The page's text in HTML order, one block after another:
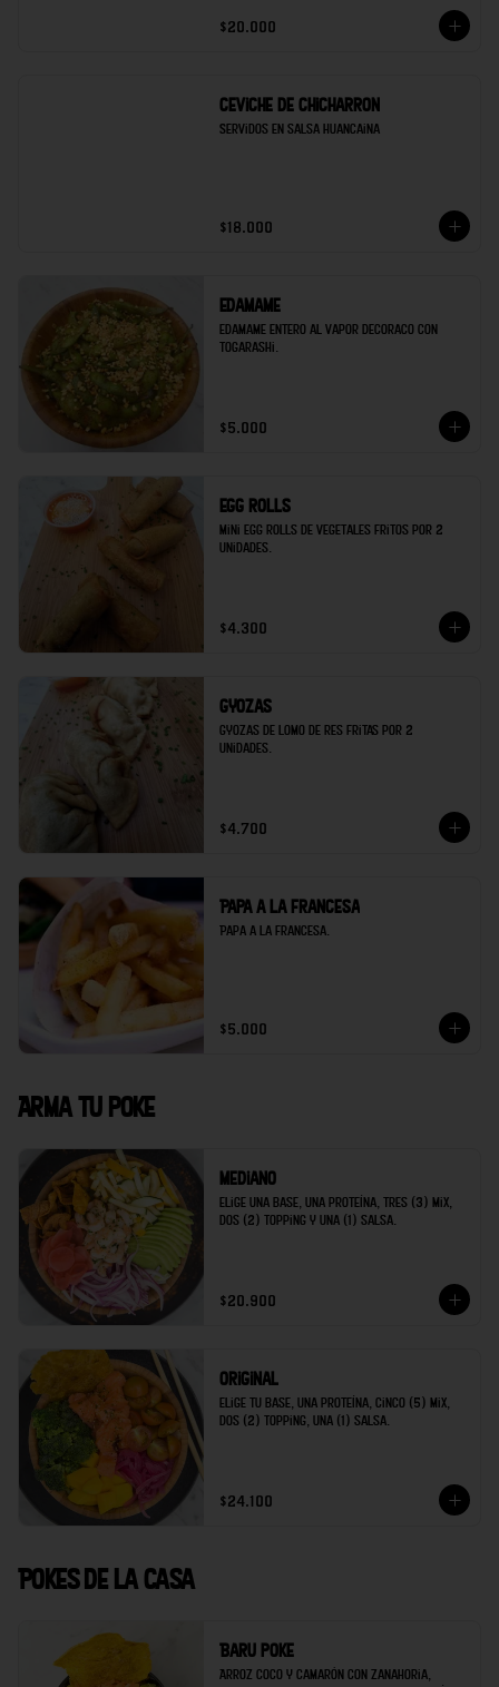
$20.000
Ceviche de Chicharron
Servidos en salsa Huancaina
$18.000
Edamame
Edamame entero al vapor decoraco con
togarashi.
$5.000
Egg rolls
Mini egg rolls de vegetales fritos por 2
unidades.
$4.300
Gyozas
Gyozas de lomo de res fritas por 2
unidades.
$4.700
Papa a la francesa
Papa a la francesa.
$5.000
Arma tu poke
Mediano
Elige una base, una proteína, tres (3) mix,
dos (2) topping y una (1) salsa.
$20.900
Original
Elige tu base, una proteína, cinco (5) mix,
dos (2) topping, una (1) salsa.
$24.100
Pokes de la casa
Baru poke
Arroz coco y camarón con zanahoria,